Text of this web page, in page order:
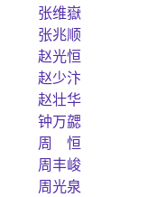
张维嶽
张兆顺
赵光恒
赵少汴
赵壮华
钟万勰
周 恒
周丰峻
周光泉